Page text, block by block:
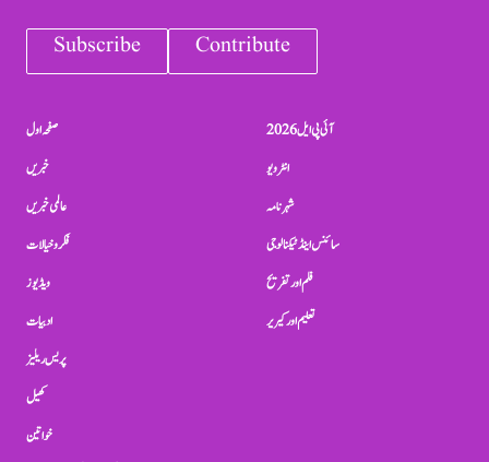
Subscribe Contribute
صفحہ اول
خبریں
عالمی خبریں
فکر و خیالات
ویڈیوز
ادبیات
پریس ریلیز
کھیل
خواتین
آئی پی ایل 2026
انٹرویو
شہرنامہ
سائنس اینڈ ٹیکنالوجی
فلم اور تفریح
تعلیم اور کیریر